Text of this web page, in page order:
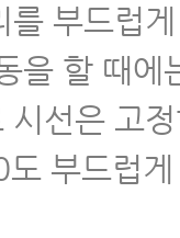
리디스크·
음식을 꼭 섭
증 주사나 시
이 하는 3
부드럽
을 할 때에
시선은 고
부드럽